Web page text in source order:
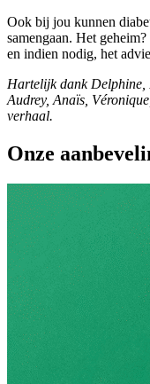
Ook bij jou kunnen
samengaan. Het
en indien nodig, het
Hartelijk dank Delphine,
Audrey, Anaïs,
verhaal.
Onze